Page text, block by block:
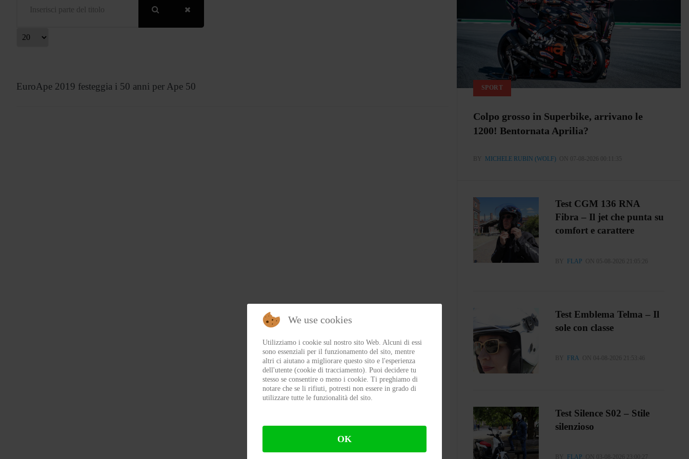
EuroApe 2019 festeggia i 50 anni per Ape 50 SPORT
Colpo grosso in Superbike, arrivano le
1200! Bentornata Aprilia?
BY MICHELE RUBIN (WOLF) ON 07-08-2026 00:11:35
Test CGM 136 RNA
Fibra – Il jet che punta su
comfort e carattere
BY FLAP ON 05-08-2026 21:05:26
Test Emblema Telma – Il
sole con classe
BY FRA ON 04-08-2026 21:53:46
Test Silence S02 – Stile
silenzioso
BY FLAP ON 03-08-2026 23:00:27
We use cookies
Utilizziamo i cookie sul nostro sito Web. Alcuni di essi
sono essenziali per il funzionamento del sito, mentre
altri ci aiutano a migliorare questo sito e l'esperienza
dell'utente (cookie di tracciamento). Puoi decidere tu
stesso se consentire o meno i cookie. Ti preghiamo di
notare che se li rifiuti, potresti non essere in grado di
utilizzare tutte le funzionalità del sito.
OK